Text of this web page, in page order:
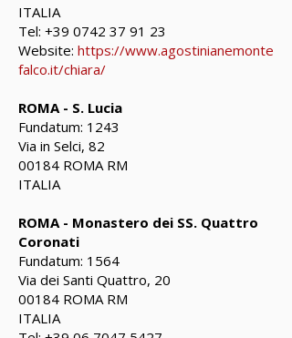
ITALIA
Tel: +39 0742 37 91 23
Website: https://www.agostinianemonte
falco.it/chiara/
ROMA - S. Lucia
Fundatum: 1243
Via in Selci, 82
00184 ROMA RM
ITALIA
ROMA - Monastero dei SS. Quattro
Coronati
Fundatum: 1564
Via dei Santi Quattro, 20
00184 ROMA RM
ITALIA